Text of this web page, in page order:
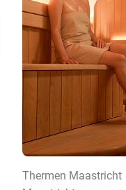
Thermen Maastricht